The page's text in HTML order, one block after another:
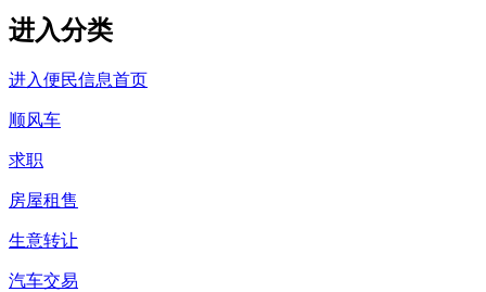
进入分类
进入便民信息首页
顺风车
求职
房屋租售
生意转让
汽车交易